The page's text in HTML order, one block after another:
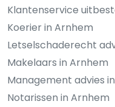
Klantenservice
Koerier in Arnhem
Letselschaderecht
Makelaars in Arnhem
Management advies
Notarissen in Arnhem